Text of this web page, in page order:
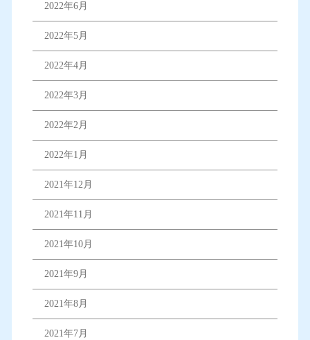
2022年6月
2022年5月
2022年4月
2022年3月
2022年2月
2022年1月
2021年12月
2021年11月
2021年10月
2021年9月
2021年8月
2021年7月